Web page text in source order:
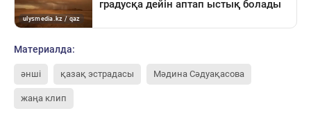
Материалда:
әнші қазақ эстрадасы Мәдина Сәдуақасова
жаңа клип